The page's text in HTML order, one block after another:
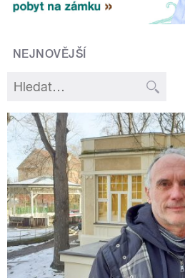
NEJNOVĚJŠÍ